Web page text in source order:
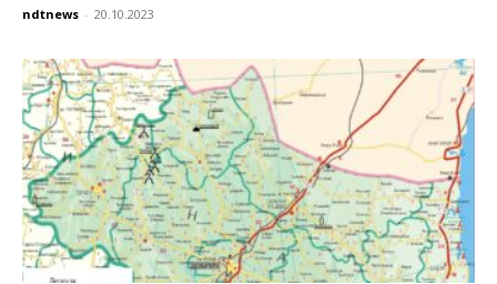
ndtnews - 20.10.2023